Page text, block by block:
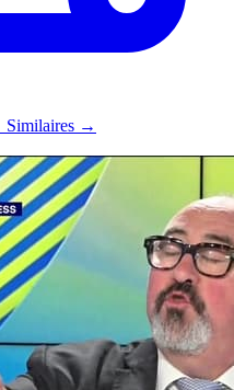
Similaires →